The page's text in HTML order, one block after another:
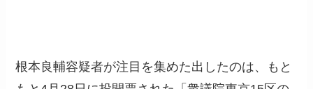
根本良輔容疑者が注目を集めた出したのは、もと